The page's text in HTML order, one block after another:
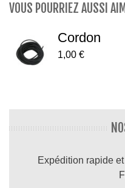
VOUS POURRIEZ AUSSI
Cordon
1,00 €
Expédition rapide